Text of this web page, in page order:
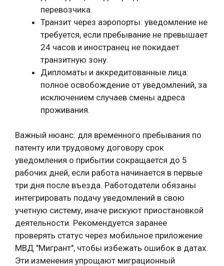
перевозчика.
Транзит через аэропорты: уведомление не
требуется, если пребывание не превышает
24 часов и иностранец не покидает
транзитную зону.
Дипломаты и аккредитованные лица:
полное освобождение от уведомлений, за
исключением случаев смены адреса
проживания.
Важный нюанс: для временного пребывания по
патенту или трудовому договору срок
уведомления о прибытии сокращается до 5
рабочих дней, если работа начинается в первые
три дня после въезда. Работодатели обязаны
интегрировать подачу уведомлений в свою
учетную систему, иначе рискуют приостановкой
деятельности. Рекомендуется заранее
проверять статус через мобильное приложение
МВД "Мигрант", чтобы избежать ошибок в датах.
Эти изменения упрощают миграционный